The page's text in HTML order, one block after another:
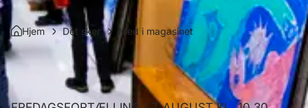
Hjem Det sker Med i magasinet